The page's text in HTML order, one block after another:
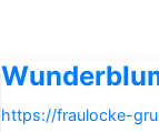
https://fraulocke-